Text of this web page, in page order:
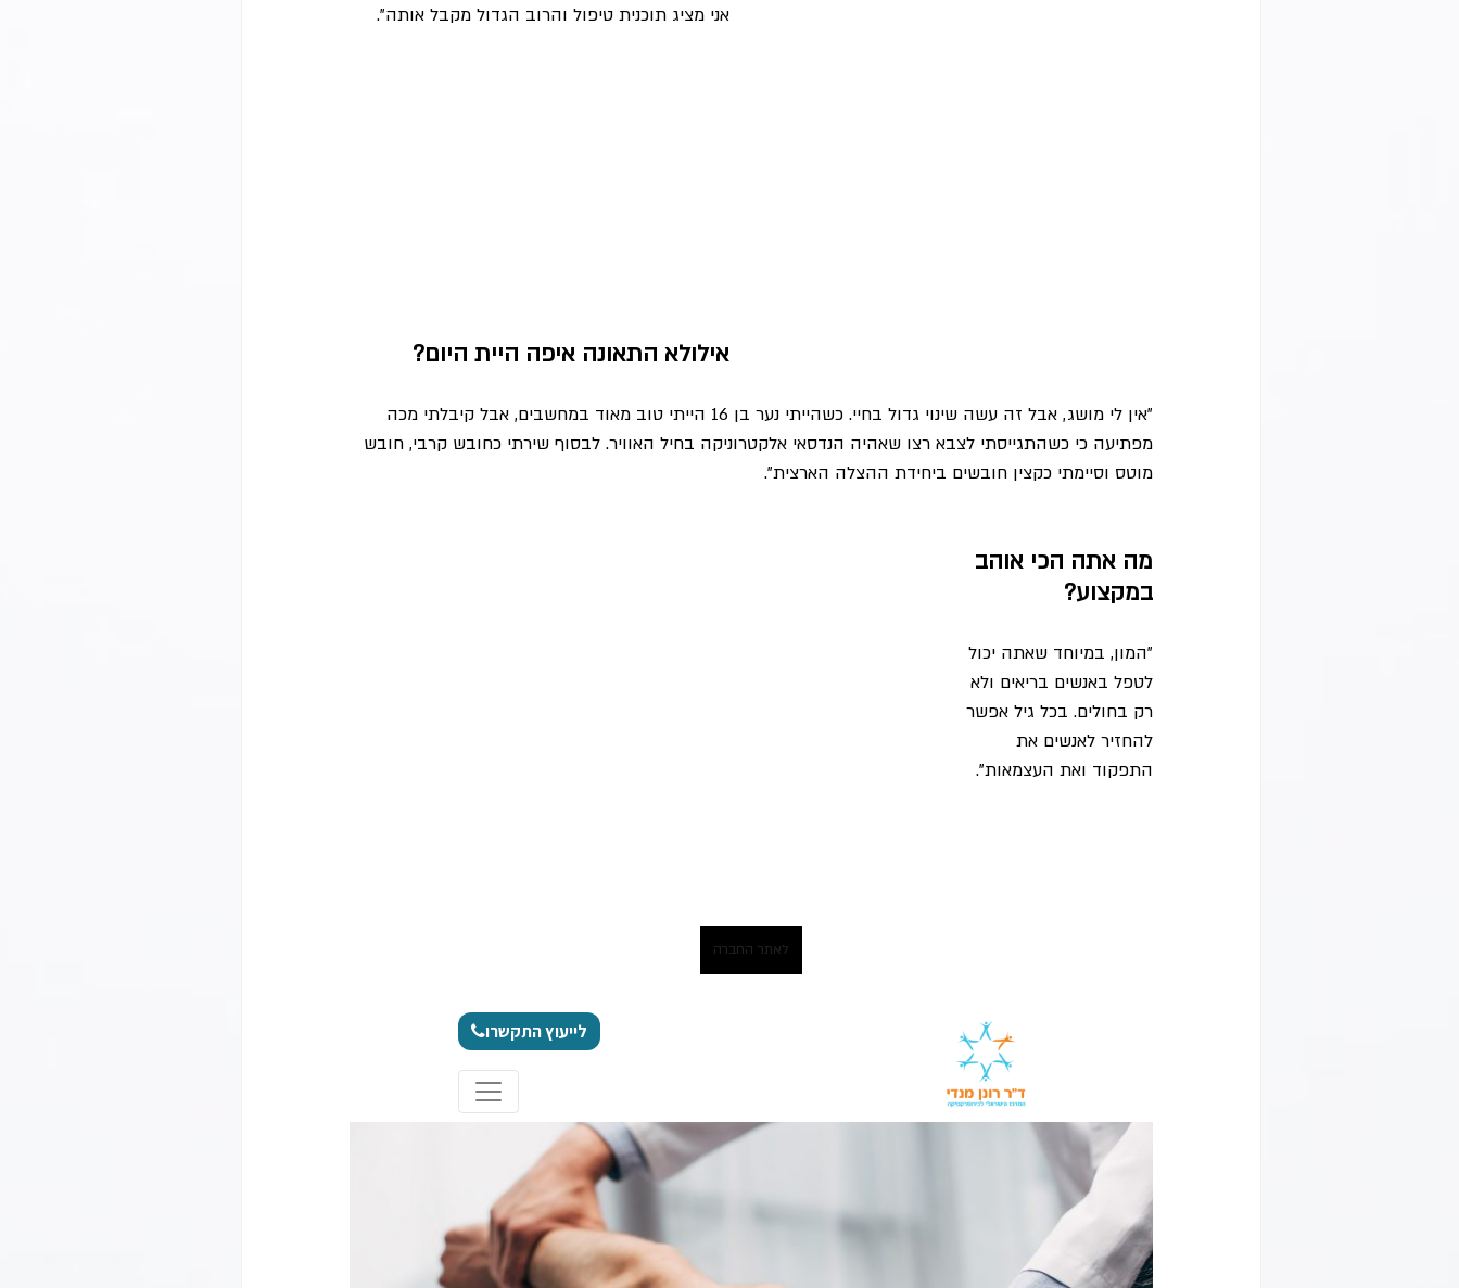
אני מציג תוכנית טיפול והרוב הגדול מקבל אותה".
אילולא התאונה איפה היית היום?
"אין לי מושג, אבל זה עשה שינוי גדול בחיי. כשהייתי נער בן 16 הייתי טוב מאוד במחשבים, אבל קיבלתי מכה
מפתיעה כי כשהתגייסתי לצבא רצו שאהיה הנדסאי אלקטרוניקה בחיל האוויר. לבסוף שירתי כחובש קרבי, חובש
מוטס וסיימתי כקצין חובשים ביחידת ההצלה הארצית".
מה אתה הכי אוהב
במקצוע?
"המון, במיוחד שאתה יכול
לטפל באנשים בריאים ולא
רק בחולים. בכל גיל אפשר
להחזיר לאנשים את
התפקוד ואת העצמאות".
לאתר החברה